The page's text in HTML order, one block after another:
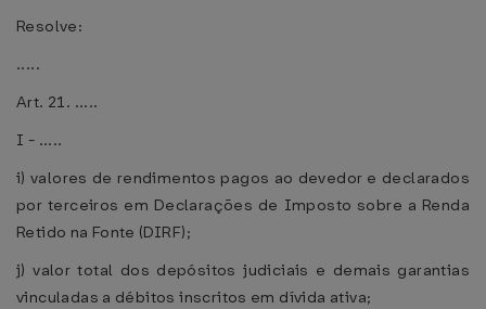
Resolve:
.....
Art. 21. .....
I - .....
i) valores de rendimentos pagos ao devedor e declarados
por terceiros em Declarações de Imposto sobre a Renda
Retido na Fonte (DIRF);
j) valor total dos depósitos judiciais e demais garantias
vinculadas a débitos inscritos em dívida ativa;